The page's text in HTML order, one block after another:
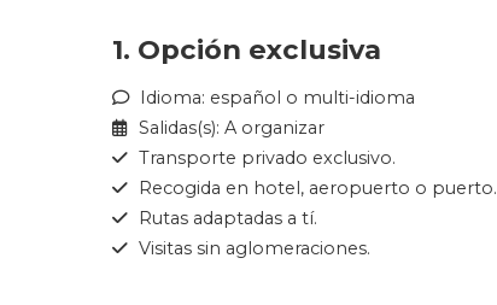
1. Opción exclusiva
Idioma: español o multi-idioma
Salidas(s): A organizar
Transporte privado exclusivo.
Recogida en hotel, aeropuerto o puerto.
Rutas adaptadas a tí.
Visitas sin aglomeraciones.